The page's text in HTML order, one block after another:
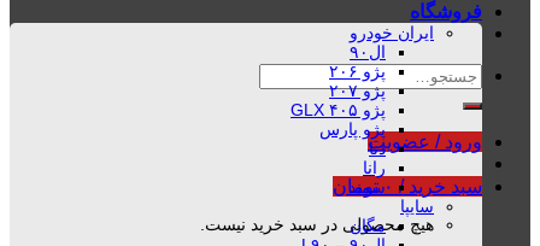
جستجو
ورود / عضویت
سبد خرید / ۰ تومان
هیچ محصولی در سبد خرید نیست.
فروشگاه
ایران خودرو
ال۹۰
پژو ۲۰۶
پژو ۲۰۷
پژو ۴۰۵ GLX
پژو پارس
دنا
رانا
سمند
سایپا
مگان